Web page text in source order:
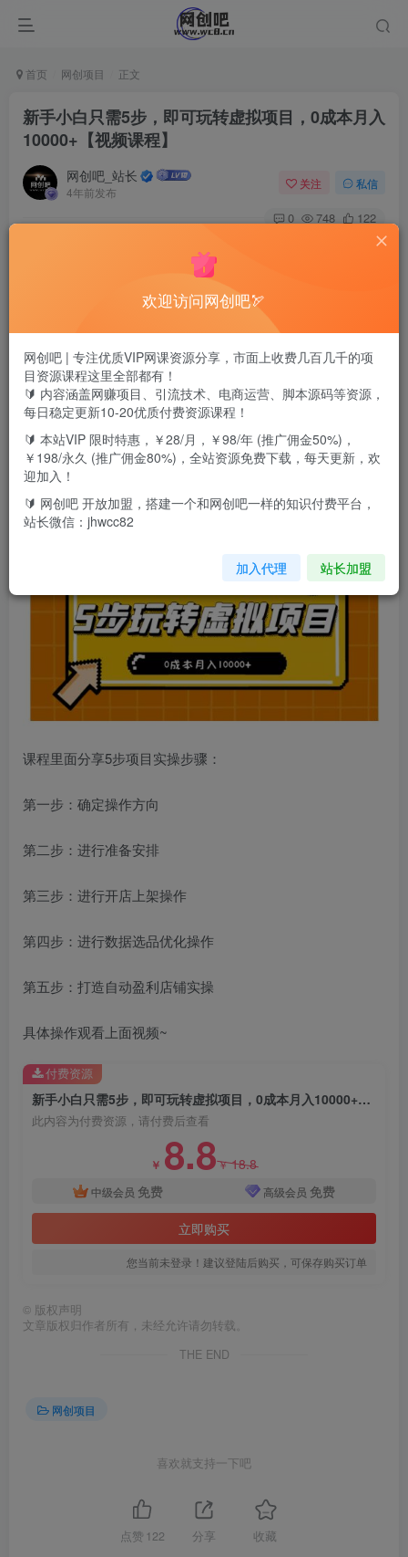
首页 网创项目 正文
新手小白只需5步，即可玩转虚拟项目，0成本月入
10000+【视频课程】
网创吧_站长
4年前发布
关注 私信
0 748 122
这期课程就详细来分享一下：
虚拟项目就是通过某宝、某多等平台来销售虚拟素材、资源
优势也是非常明显，由于价格低，需求非常大，我们在操作
虚拟项目的时候，采用了低价跑量模式，借助自动发货软
件，能够实现全自动盈利，
并且适合全职和兼职操作，我们培训虚拟项目，已经有6年时
间了，50期原创研发课程，确保了技术有效性，
课程里面分享5步项目实操步骤：
第一步：确定操作方向
第二步：进行准备安排
第三步：进行开店上架操作
第四步：进行数据选品优化操作
第五步：打造自动盈利店铺实操
具体操作观看上面视频~
新手小白只需5步，即可玩转虚拟项目，0成本月入10000+【视频课程】
此内容为付费资源，请付费后查看
￥ 8.8￥18.8
中级会员 免费 高级会员 免费
立即购买
您当前未登录！建议登陆后购买，可保存购买订单
付费资源
© 版权声明
文章版权归作者所有，未经允许请勿转载。
THE END
网创项目
喜欢就支持一下吧
点赞 122 分享 收藏
欢迎访问网创吧🏹
网创吧 | 专注优质VIP网课资源分享，市面上收费几百几千的项
目资源课程这里全部都有！
🔰 内容涵盖网赚项目、引流技术、电商运营、脚本源码等资源，
每日稳定更新10-20优质付费资源课程！
🔰 本站VIP 限时特惠，￥28/月，￥98/年 (推广佣金50%)，
￥198/永久 (推广佣金80%)，全站资源免费下载，每天更新，欢
迎加入！
🔰 网创吧 开放加盟，搭建一个和网创吧一样的知识付费平台，
站长微信：jhwcc82
加入代理 站长加盟